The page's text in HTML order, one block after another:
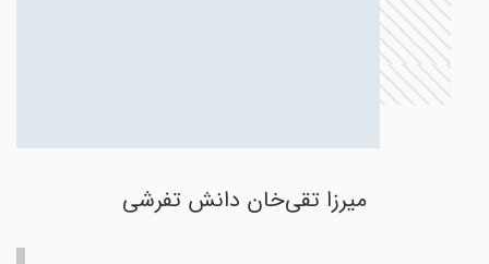
میرزا تقی‌خان دانش تفرشی